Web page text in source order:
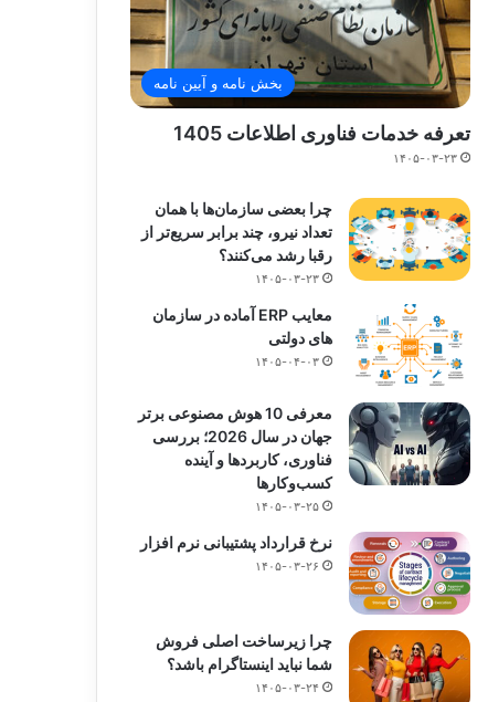
بخش نامه و آیین نامه
تعرفه خدمات فناوری اطلاعات 1405
۱۴۰۵-۰۳-۲۳
چرا بعضی سازمان‌ها با همان
تعداد نیرو، چند برابر سریع‌تر از
رقبا رشد می‌کنند؟
۱۴۰۵-۰۳-۲۳
معایب ERP آماده در سازمان
های دولتی
۱۴۰۵-۰۴-۰۳
معرفی 10 هوش مصنوعی برتر
جهان در سال 2026؛ بررسی
فناوری، کاربردها و آینده
کسب‌وکارها
۱۴۰۵-۰۳-۲۵
نرخ قرارداد پشتیبانی نرم افزار
۱۴۰۵-۰۳-۲۶
چرا زیرساخت اصلی فروش
شما نباید اینستاگرام باشد؟
۱۴۰۵-۰۳-۲۴